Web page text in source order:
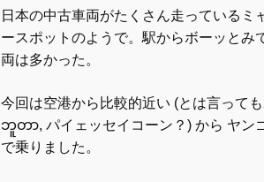
日本の中古車両がたくさん走っている
ースポットのようで。駅からボーッと
両は多かった。
今回は空港から比較的近い (とは言っ
ဘူတာ, パイェッセイコーン？) から ヤ
で乗りました。